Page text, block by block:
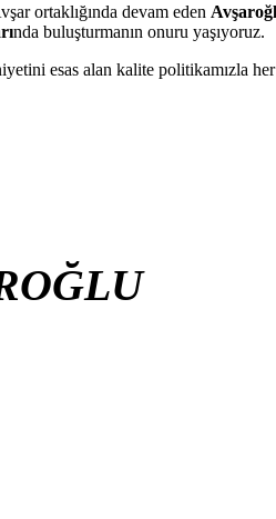
ortaklığında devam eden
nda buluşturmanın onuru yaşıyoruz.
esas alan kalite politikamızla her